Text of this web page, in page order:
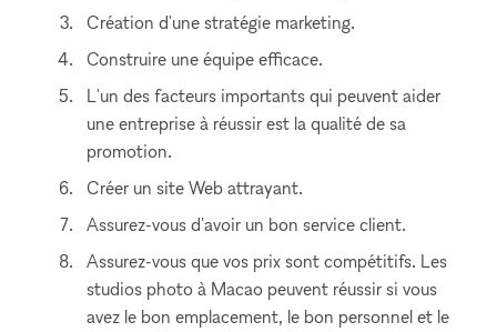
Création d'une stratégie marketing.
Construire une équipe efficace.
L'un des facteurs importants qui peuvent aider
une entreprise à réussir est la qualité de sa
promotion.
Créer un site Web attrayant.
Assurez-vous d'avoir un bon service client.
Assurez-vous que vos prix sont compétitifs. Les
studios photo à Macao peuvent réussir si vous
avez le bon emplacement, le bon personnel et le